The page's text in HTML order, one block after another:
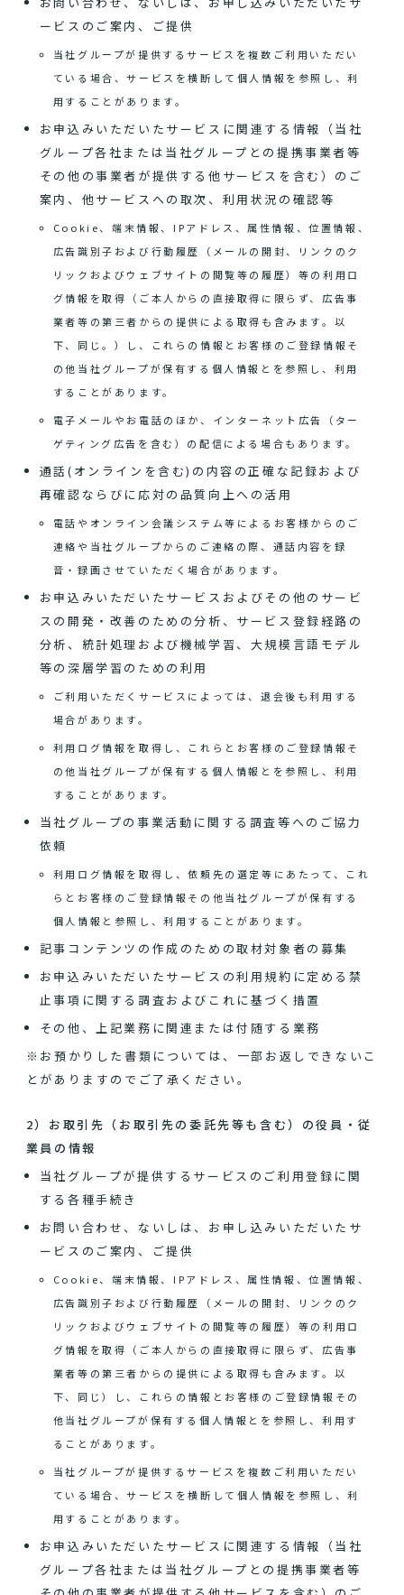
ービスのご案内、ご提供
当社グループが提供するサービスを複数ご利用いただい
ている場合、サービスを横断して個人情報を参照し、利
用することがあります。
お申込みいただいたサービスに関連する情報（当社
グループ各社または当社グループとの提携事業者等
その他の事業者が提供する他サービスを含む）のご
案内、他サービスへの取次、利用状況の確認等
Cookie、端末情報、IPアドレス、属性情報、位置情報、
広告識別子および行動履歴（メールの開封、リンクのク
リックおよびウェブサイトの閲覧等の履歴）等の利用ロ
グ情報を取得（ご本人からの直接取得に限らず、広告事
業者等の第三者からの提供による取得も含みます。以
下、同じ。）し、これらの情報とお客様のご登録情報そ
の他当社グループが保有する個人情報とを参照し、利用
することがあります。
電子メールやお電話のほか、インターネット広告（ター
ゲティング広告を含む）の配信による場合もあります。
通話(オンラインを含む)の内容の正確な記録および
再確認ならびに応対の品質向上への活用
電話やオンライン会議システム等によるお客様からのご
連絡や当社グループからのご連絡の際、通話内容を録
音・録画させていただく場合があります。
お申込みいただいたサービスおよびその他のサービ
スの開発・改善のための分析、サービス登録経路の
分析、統計処理および機械学習、大規模言語モデル
等の深層学習のための利用
ご利用いただくサービスによっては、退会後も利用する
場合があります。
利用ログ情報を取得し、これらとお客様のご登録情報そ
の他当社グループが保有する個人情報とを参照し、利用
することがあります。
当社グループの事業活動に関する調査等へのご協力
依頼
利用ログ情報を取得し、依頼先の選定等にあたって、これ
らとお客様のご登録情報その他当社グループが保有する
個人情報と参照し、利用することがあります。
記事コンテンツの作成のための取材対象者の募集
お申込みいただいたサービスの利用規約に定める禁
止事項に関する調査およびこれに基づく措置
その他、上記業務に関連または付随する業務
※お預かりした書類については、一部お返しできないこ
とがありますのでご了承ください。
2）お取引先（お取引先の委託先等も含む）の役員・従
業員の情報
当社グループが提供するサービスのご利用登録に関
する各種手続き
お問い合わせ、ないしは、お申し込みいただいたサ
ービスのご案内、ご提供
Cookie、端末情報、IPアドレス、属性情報、位置情報、
広告識別子および行動履歴（メールの開封、リンクのク
リックおよびウェブサイトの閲覧等の履歴）等の利用ロ
グ情報を取得（ご本人からの直接取得に限らず、広告事
業者等の第三者からの提供による取得も含みます。以
下、同じ）し、これらの情報とお客様のご登録情報その
他当社グループが保有する個人情報とを参照し、利用す
ることがあります。
当社グループが提供するサービスを複数ご利用いただい
ている場合、サービスを横断して個人情報を参照し、利
用することがあります。
お申込みいただいたサービスに関連する情報（当社
グループ各社または当社グループとの提携事業者等